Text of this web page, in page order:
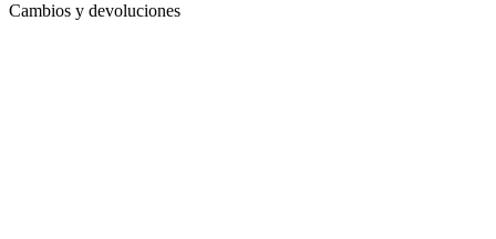
Cambios y devoluciones